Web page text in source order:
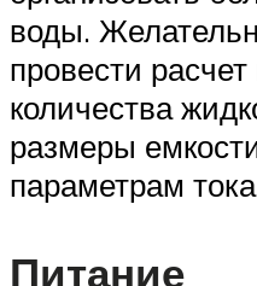
воды.
провести
количества
размеры
параметрам
Питание